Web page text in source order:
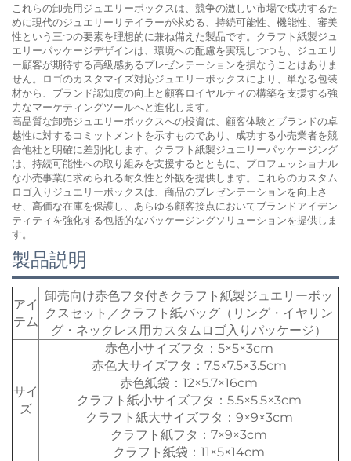
これらの卸売用ジュエリーボックスは、競争の激しい市場で成功するた
めに現代のジュエリーリテイラーが求める、持続可能性、機能性、審美
性という三つの要素を理想的に兼ね備えた製品です。クラフト紙製ジュ
エリーパッケージデザインは、環境への配慮を実現しつつも、ジュエリ
ー顧客が期待する高級感あるプレゼンテーションを損なうことはありま
せん。ロゴのカスタマイズ対応ジュエリーボックスにより、単なる包装
材から、ブランド認知度の向上と顧客ロイヤルティの構築を支援する強
力なマーケティングツールへと進化します。
高品質な卸売ジュエリーボックスへの投資は、顧客体験とブランドの卓
越性に対するコミットメントを示すものであり、成功する小売業者を競
合他社と明確に差別化します。クラフト紙製ジュエリーパッケージング
は、持続可能性への取り組みを支援するとともに、プロフェッショナル
な小売事業に求められる耐久性と外観を提供します。これらのカスタム
ロゴ入りジュエリーボックスは、商品のプレゼンテーションを向上さ
せ、高価な在庫を保護し、あらゆる顧客接点においてブランドアイデン
ティティを強化する包括的なパッケージングソリューションを提供しま
す。
製品説明
アイ
テム
卸売向け赤色フタ付きクラフト紙製ジュエリーボッ
クスセット／クラフト紙バッグ（リング・イヤリン
グ・ネックレス用カスタムロゴ入りパッケージ）
サイ
ズ
赤色小サイズフタ：5×5×3cm
赤色大サイズフタ：7.5×7.5×3.5cm
赤色紙袋：12×5.7×16cm
クラフト紙小サイズフタ：5.5×5.5×3cm
クラフト紙大サイズフタ：9×9×3cm
クラフト紙フタ：7×9×3cm
クラフト紙袋：11×5×14cm